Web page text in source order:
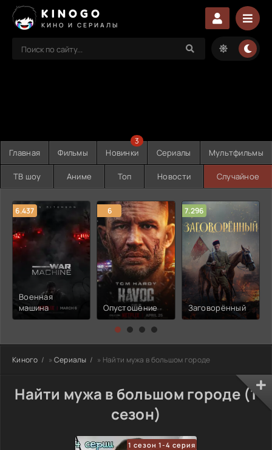
KINOGO
КИНО И СЕРИАЛЫ
Главная Фильмы Новинки
3
Сериалы Мультфильмы
ТВ шоу Аниме Топ Новости Случайное
6.437
Военная
машина
6
Опустошение
7.296
Заговорённый
Киного » Сериалы » Найти мужа в большом городе
Найти мужа в большом городе (1
сезон)
1 сезон 1-4 серия